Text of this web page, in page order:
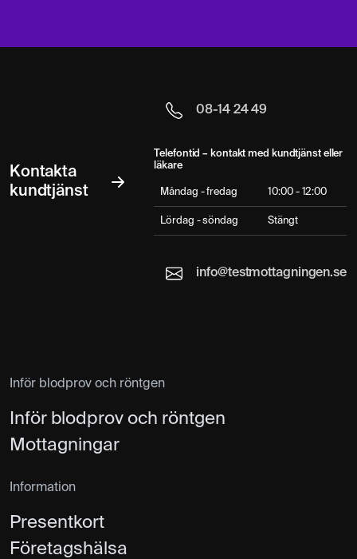
Kontakta
kundtjänst
08-14 24 49
Telefontid – kontakt med kundtjänst eller
läkare
Måndag - fredag 10:00 - 12:00
Lördag - söndag Stängt
info@testmottagningen.se
Inför blodprov och röntgen
Inför blodprov och röntgen
Mottagningar
Information
Presentkort
Företagshälsa